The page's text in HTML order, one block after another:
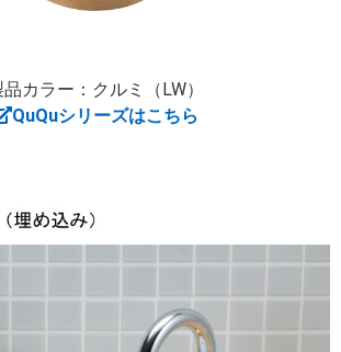
カラー：クルミ（LW）
QuQuシリーズはこちら